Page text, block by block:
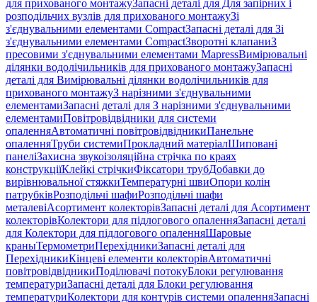
для прихованого монтажуЗапасні деталі для Для запірних і
розподільчих вузлів для прихованого монтажуЗі
з'єднувальними елементами CompactЗапасні деталі для Зі
з'єднувальними елементами CompactЗворотні клапаниЗ
пресовими з'єднувальними елементами MapressВимірювальні
ділянки водолічильників для прихованого монтажуЗапасні
деталі для Вимірювальні ділянки водолічильників для
прихованого монтажуЗ нарізними з'єднувальними
елементамиЗапасні деталі для З нарізними з'єднувальними
елементамиПовітровідвідники для системи
опаленняАвтоматичні повітровідвідникиПанельне
опаленняТруби системиПрокладний матеріалШиповані
панеліЗахисна звукоізоляційна стрічка по краях
конструкціїКлейкі стрічкиФіксатори трубДобавки до
вирівнювальної стяжкиТемпературні швиОпори колін
патрубківРозподільчі шафиРозподільчі шафи
металевіАсортимент колекторівЗапасні деталі для Асортимент
колекторівКолектори для підлогового опаленняЗапасні деталі
для Колектори для підлогового опаленняШаровые
краныТермометриПерехідникиЗапасні деталі для
ПерехідникиКінцеві елементи колекторівАвтоматичні
повітровідвідникиПоділювачі потокуБлоки регулювання
температуриЗапасні деталі для Блоки регулювання
температуриКолектори для контурів системи опаленняЗапасні